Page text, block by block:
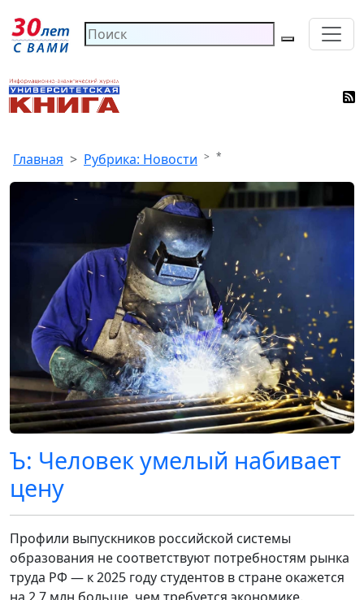
Главная Рубрика: Новости *
Ъ: Человек умелый набивает
цену
Профили выпускников российской системы
образования не соответствуют потребностям рынка
труда РФ — к 2025 году студентов в стране окажется